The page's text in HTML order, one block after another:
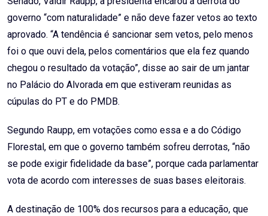
governo “com naturalidade” e não deve fazer vetos ao texto
aprovado. “A tendência é sancionar sem vetos, pelo menos
foi o que ouvi dela, pelos comentários que ela fez quando
chegou o resultado da votação”, disse ao sair de um jantar
no Palácio do Alvorada em que estiveram reunidas as
cúpulas do PT e do PMDB.
Segundo Raupp, em votações como essa e a do Código
Florestal, em que o governo também sofreu derrotas, “não
se pode exigir fidelidade da base”, porque cada parlamentar
vota de acordo com interesses de suas bases eleitorais.
A destinação de 100% dos recursos para a educação, que